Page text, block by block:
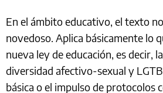
En el ámbito educativo, el texto
novedoso. Aplica básicamente lo
nueva ley de educación, es decir,
diversidad afectivo-sexual y
básica o el impulso de protocolos